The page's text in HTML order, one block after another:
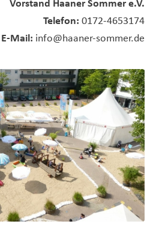
Vorstand Haaner Sommer e.V.
Telefon: 0172-4653174
E-Mail: info@haaner-sommer.de